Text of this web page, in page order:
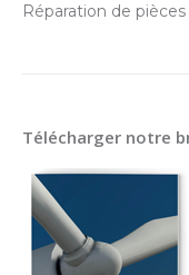
Réparation de pièces
Télécharger notre